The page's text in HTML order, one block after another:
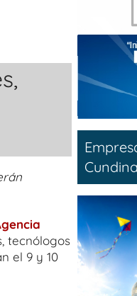
tecnólogos
el 9 y 10